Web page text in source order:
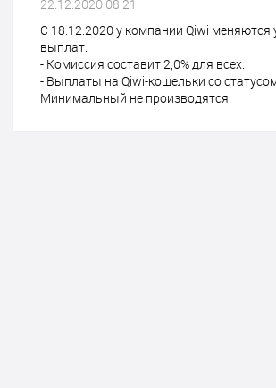
22.12.2020 08:21
С 18.12.2020 у компании Qiwi меняются
выплат:
- Комиссия составит 2,0% для всех.
- Выплаты на Qiwi-кошельки со
Минимальный не производятся.